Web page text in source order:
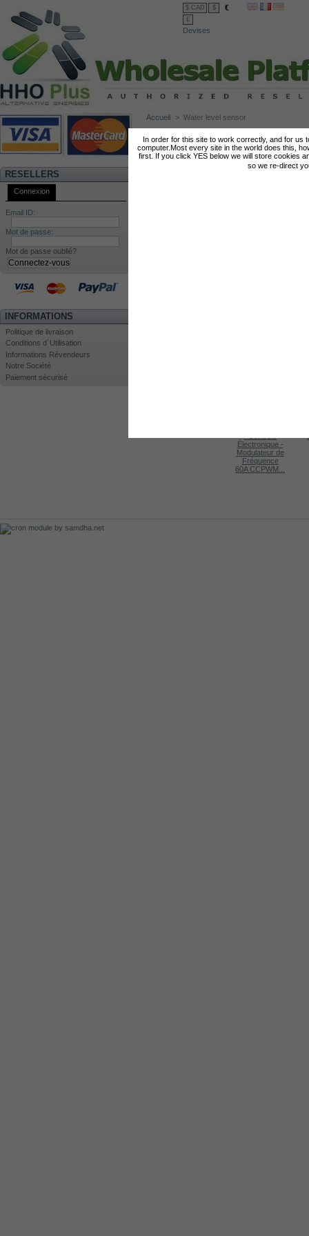
In order for this site to work correctly, and for us
computer.Most every site in the world does this,
first. If you click YES below we will store cookies
so we re-direct
$ CAD $ €
£
Devises
RESELLERS
Connexion
Email ID:
Mot de passe:
Mot de passe oublié?
INFORMATIONS
Politique de livraison
Conditions d´Utilisation
Informations Révendeurs
Notre Société
Paiement sécurisé
Accueil > Water level sensor
60A CCPWM...